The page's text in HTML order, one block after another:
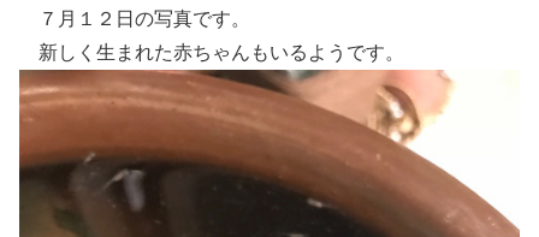
７月１２日の写真です。
新しく生まれた赤ちゃんもいるようです。